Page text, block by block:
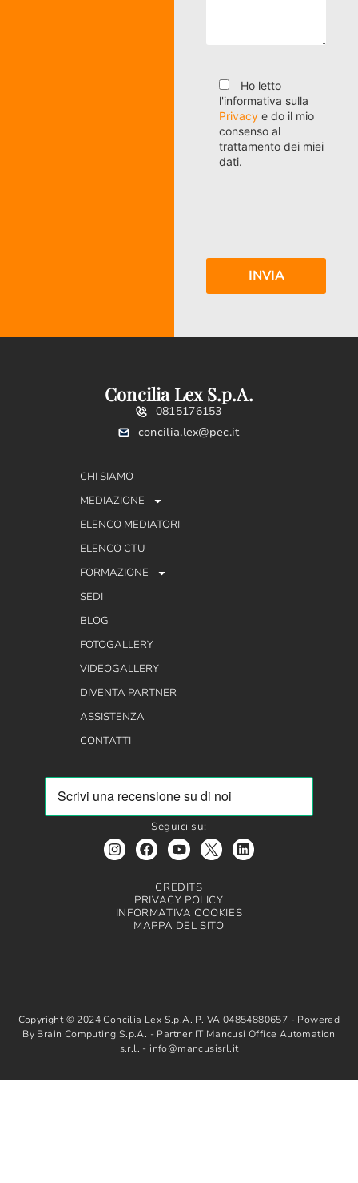
Ho letto
l'informativa sulla
Privacy e do il mio
consenso al
trattamento dei miei
dati.
Concilia Lex S.p.A.
0815176153
concilia.lex@pec.it
CHI SIAMO
MEDIAZIONE
ELENCO MEDIATORI
ELENCO CTU
FORMAZIONE
SEDI
BLOG
FOTOGALLERY
VIDEOGALLERY
DIVENTA PARTNER
ASSISTENZA
CONTATTI
Seguici su:
CREDITS
PRIVACY POLICY
INFORMATIVA COOKIES
MAPPA DEL SITO
Copyright © 2024 Concilia Lex S.p.A. P.IVA 04854880657 - Powered
By Brain Computing S.p.A. - Partner IT Mancusi Office Automation
s.r.l. - info@mancusisrl.it